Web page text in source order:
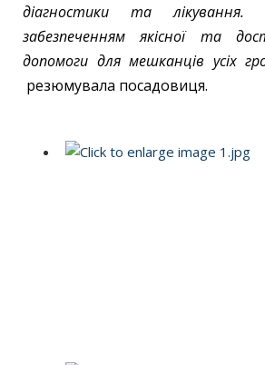
діагностики та
забезпеченням якісної та
допомоги для мешканців усіх
резюмувала посадовиця.